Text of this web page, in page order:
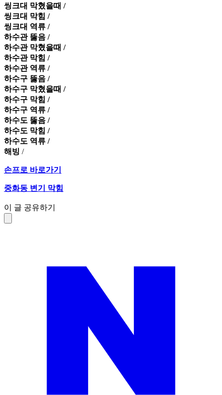
씽크대 막혔을때 /
씽크대 막힘 /
씽크대 역류 /
하수관 뚫음 /
하수관 막혔을때 /
하수관 막힘 /
하수관 역류 /
하수구 뚫음 /
하수구 막혔을때 /
하수구 막힘 /
하수구 역류 /
하수도 뚫음 /
하수도 막힘 /
하수도 역류 /
해빙 /
손프로 바로가기
중화동 변기 막힘
이 글 공유하기